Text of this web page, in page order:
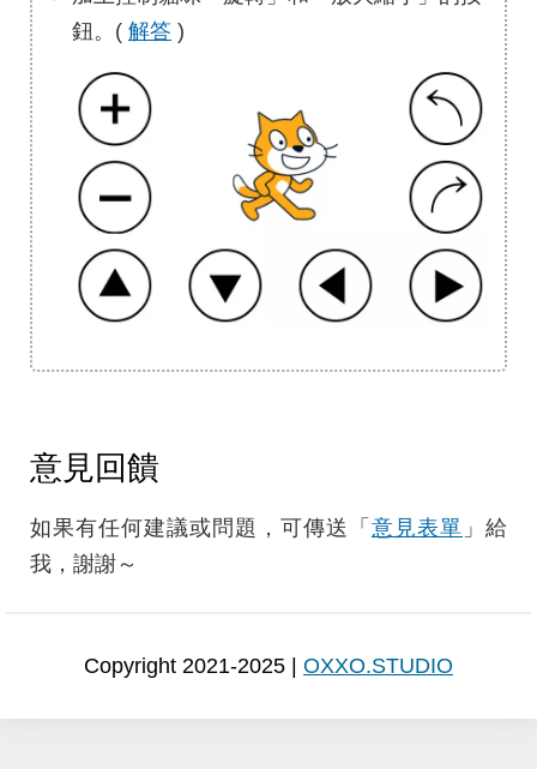
鈕。( 解答 )
意見回饋
如果有任何建議或問題，可傳送「 意見表單 」給
我，謝謝～
Copyright 2021-2025 | OXXO.STUDIO